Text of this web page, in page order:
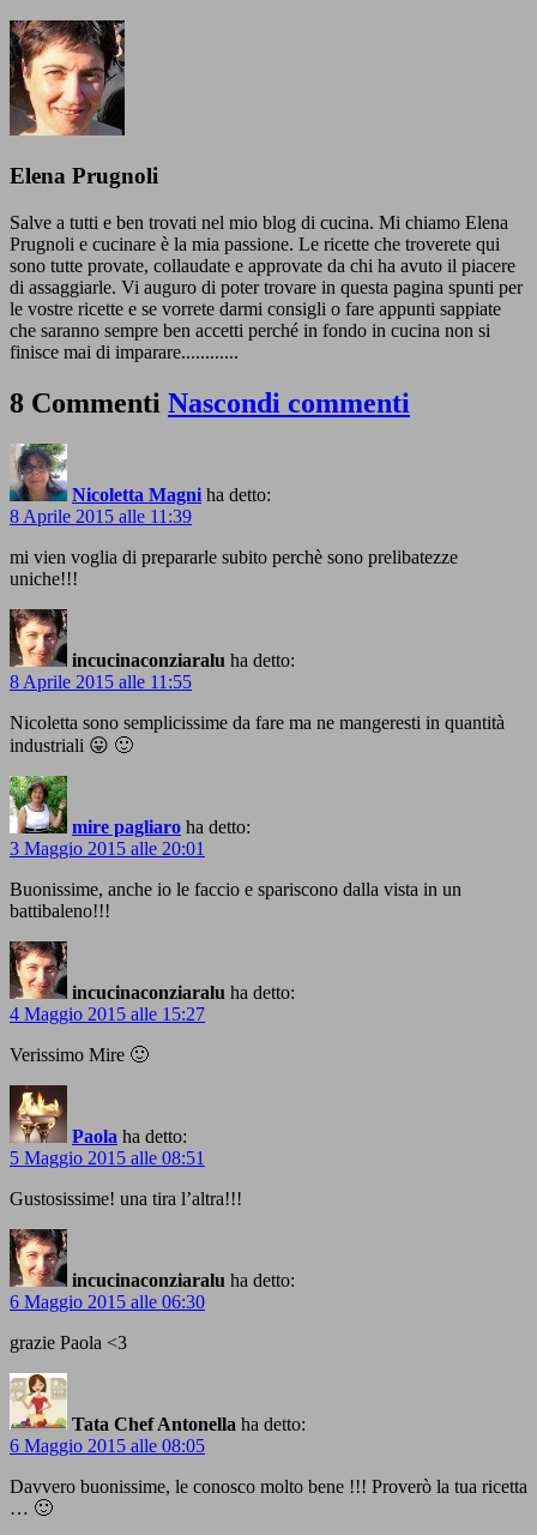
Elena Prugnoli
Salve a tutti e ben trovati nel mio blog di cucina. Mi chiamo Elena
Prugnoli e cucinare è la mia passione. Le ricette che troverete qui
sono tutte provate, collaudate e approvate da chi ha avuto il piacere
di assaggiarle. Vi auguro di poter trovare in questa pagina spunti per
le vostre ricette e se vorrete darmi consigli o fare appunti sappiate
che saranno sempre ben accetti perché in fondo in cucina non si
finisce mai di imparare............
8 Commenti Nascondi commenti
Nicoletta Magni ha detto:
8 Aprile 2015 alle 11:39
mi vien voglia di prepararle subito perchè sono prelibatezze
uniche!!!
incucinaconziaralu ha detto:
8 Aprile 2015 alle 11:55
Nicoletta sono semplicissime da fare ma ne mangeresti in quantità
industriali 😛 🙂
mire pagliaro ha detto:
3 Maggio 2015 alle 20:01
Buonissime, anche io le faccio e spariscono dalla vista in un
battibaleno!!!
incucinaconziaralu ha detto:
4 Maggio 2015 alle 15:27
Verissimo Mire 🙂
Paola ha detto:
5 Maggio 2015 alle 08:51
Gustosissime! una tira l’altra!!!
incucinaconziaralu ha detto:
6 Maggio 2015 alle 06:30
grazie Paola <3
Tata Chef Antonella ha detto:
6 Maggio 2015 alle 08:05
Davvero buonissime, le conosco molto bene !!! Proverò la tua ricetta
… 🙂